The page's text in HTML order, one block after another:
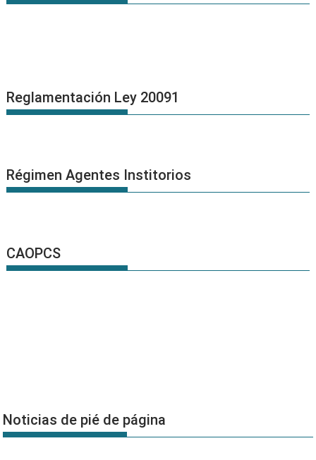
Reglamentación Ley 20091
Régimen Agentes Institorios
CAOPCS
Noticias de pié de página